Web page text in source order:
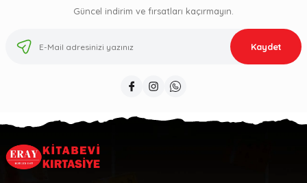
Güncel indirim ve fırsatları kaçırmayın.
Kaydet